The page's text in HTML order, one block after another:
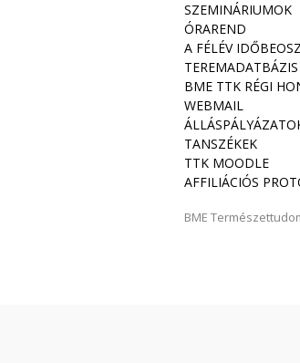
SZEMINÁRIUMOK
ÓRAREND
A FÉLÉV
TEREMADATBÁZIS
BME TTK RÉGI
WEBMAIL
TANSZÉKEK
TTK MOODLE
AFFILIÁCIÓS
BME